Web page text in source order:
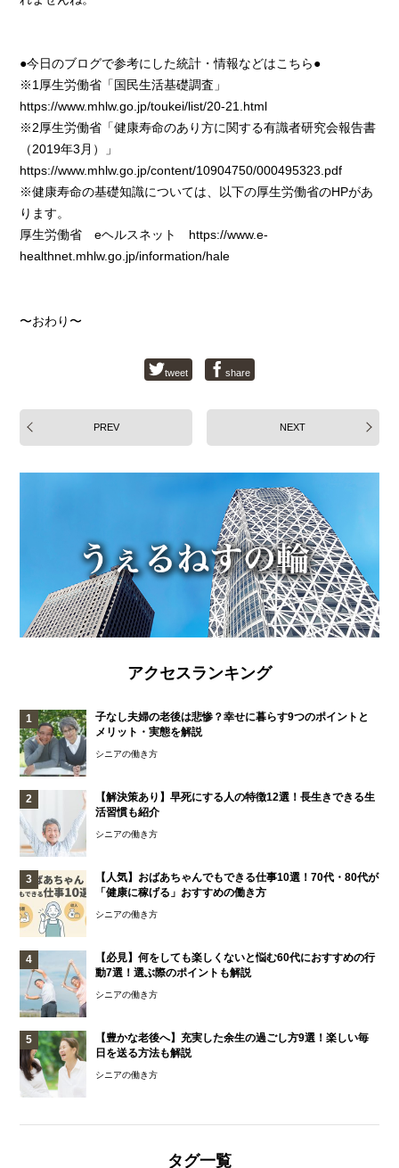
●今日のブログで参考にした統計・情報などはこちら●
※1厚生労働省「国民生活基礎調査」
https://www.mhlw.go.jp/toukei/list/20-21.html
※2厚生労働省「健康寿命のあり方に関する有識者研究会報告書
（2019年3月）」
https://www.mhlw.go.jp/content/10904750/000495323.pdf
※健康寿命の基礎知識については、以下の厚生労働省のHPがあ
ります。
厚生労働省 eヘルスネット https://www.e-
healthnet.mhlw.go.jp/information/hale
〜おわり〜
tweet share
PREV NEXT
アクセスランキング
子なし夫婦の老後は悲惨？幸せに暮らす9つのポイントと
メリット・実態を解説
シニアの働き方
【解決策あり】早死にする人の特徴12選！長生きできる生
活習慣も紹介
シニアの働き方
【人気】おばあちゃんでもできる仕事10選！70代・80代が
「健康に稼げる」おすすめの働き方
シニアの働き方
【必見】何をしても楽しくないと悩む60代におすすめの行
動7選！選ぶ際のポイントも解説
シニアの働き方
【豊かな老後へ】充実した余生の過ごし方9選！楽しい毎
日を送る方法も解説
シニアの働き方
タグ一覧